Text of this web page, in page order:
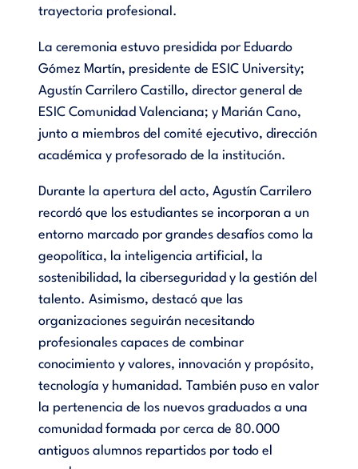
trayectoria profesional.
La ceremonia estuvo presidida por Eduardo
Gómez Martín, presidente de ESIC University;
Agustín Carrilero Castillo, director general de
ESIC Comunidad Valenciana; y Marián Cano,
junto a miembros del comité ejecutivo, dirección
académica y profesorado de la institución.
Durante la apertura del acto, Agustín Carrilero
recordó que los estudiantes se incorporan a un
entorno marcado por grandes desafíos como la
geopolítica, la inteligencia artificial, la
sostenibilidad, la ciberseguridad y la gestión del
talento. Asimismo, destacó que las
organizaciones seguirán necesitando
profesionales capaces de combinar
conocimiento y valores, innovación y propósito,
tecnología y humanidad. También puso en valor
la pertenencia de los nuevos graduados a una
comunidad formada por cerca de 80.000
antiguos alumnos repartidos por todo el